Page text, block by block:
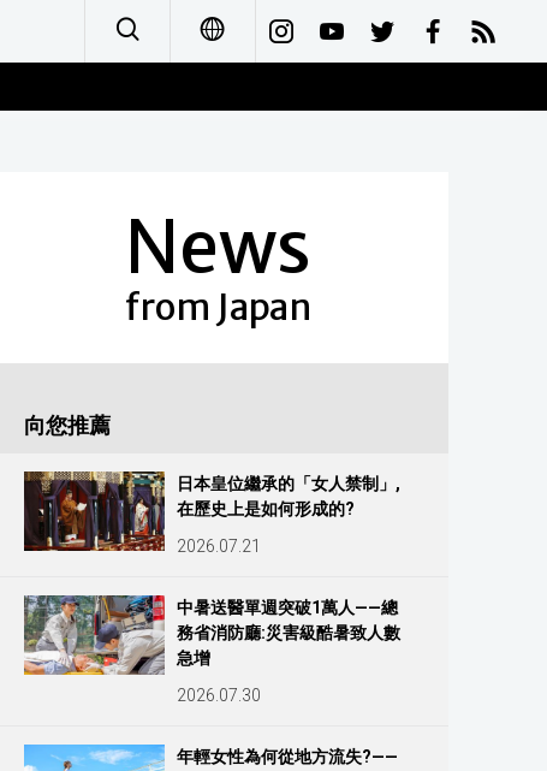
Français
News
from Japan
向您推薦
日本皇位繼承的「女人禁制」,
在歷史上是如何形成的?
2026.07.21
中暑送醫單週突破1萬人——總
務省消防廳:災害級酷暑致人數
急增
2026.07.30
年輕女性為何從地方流失?——